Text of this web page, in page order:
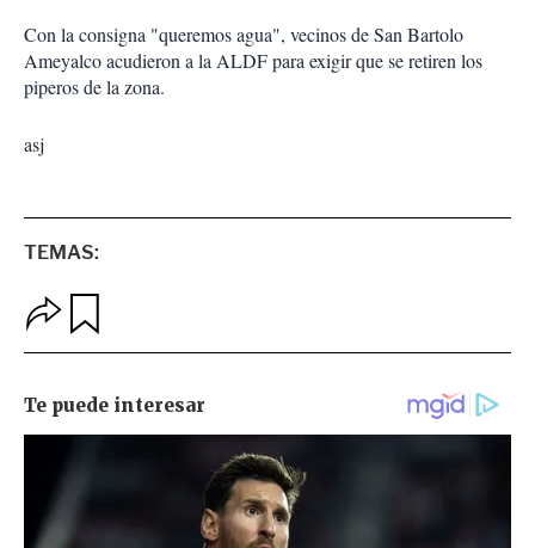
Con la consigna "queremos agua", vecinos de San Bartolo
Ameyalco acudieron a la ALDF para exigir que se retiren los
piperos de la zona.
asj
TEMAS:
p
i
o
s
r